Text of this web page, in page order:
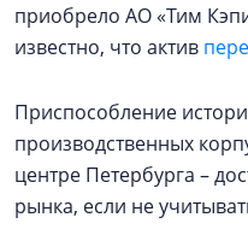
приобрело АО «Тим
известно, что актив
Приспособление
производственных
центре Петербурга –
рынка, если не